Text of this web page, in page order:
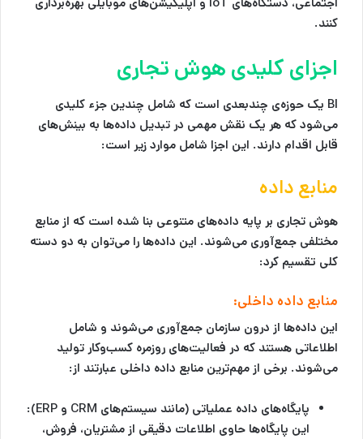
کنند.
اجزای کلیدی هوش تجاری
BI یک حوزه‌ی چندبعدی است که شامل چندین جزء کلیدی
می‌شود که هر یک نقش مهمی در تبدیل داده‌ها به بینش‌های
قابل اقدام دارند. این اجزا شامل موارد زیر است:
منابع داده
هوش تجاری بر پایه داده‌های متنوعی بنا شده است که از منابع
مختلفی جمع‌آوری می‌شوند. این داده‌ها را می‌توان به دو دسته
کلی تقسیم کرد:
منابع داده داخلی:
این داده‌ها از درون سازمان جمع‌آوری می‌شوند و شامل
اطلاعاتی هستند که در فعالیت‌های روزمره کسب‌وکار تولید
می‌شوند. برخی از مهم‌ترین منابع داده داخلی عبارتند از:
پایگاه‌های داده عملیاتی (مانند سیستم‌های CRM و ERP):
این پایگاه‌ها حاوی اطلاعات دقیقی از مشتریان، فروش،